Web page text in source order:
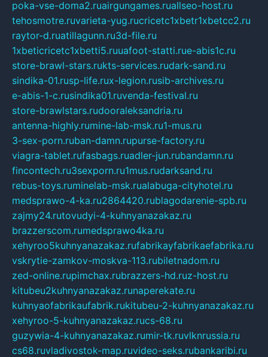
poka-vse-doma2.ruairgungames.ruallseo-host.ru
tehosmotre.ruvarieta-yug.rucricetc1xbetr1xbetcc2.ru
raytor-d.ruatillagunn.ru3d-file.ru
1xbeticricetc1xbetti5.ruuafoot-statti.rue-abis1c.ru
store-brawl-stars.rukts-services.rudark-sand.ru
sindika-01.rusp-life.rux-legion.rusib-archives.ru
e-abis-1-c.rusindika01.ruvenda-festival.ru
store-brawlstars.rudooraleksandria.ru
antenna-highly.rumine-lab-msk.ru1-mus.ru
3-sex-porn.ruban-damn.rupurse-factory.ru
viagra-tablet.rufasbags.ruadler-jun.rubandamn.ru
fincontech.ru3sexporn.ru1mus.rudarksand.ru
rebus-toys.ruminelab-msk.rualabuga-cityhotel.ru
medsprawo-4-ka.ru2864420.rublagodarenie-spb.ru
zajmy24.rutovudyi-4-kuhnyanazakaz.ru
brazzerscom.rumedsprawo4ka.ru
xehyroo5kuhnyanazakaz.rufabrikayfabrikaefabrika.ru
vskrytie-zamkov-moskva-113.rubiletnadom.ru
zed-online.rupimchax.rubrazzers-hd.ruz-host.ru
kitubeu2kuhnyanazakaz.runaperekate.ru
kuhnyaofabrikaufabrik.rukitubeu-2-kuhnyanazakaz.ru
xehyroo-5-kuhnyanazakaz.rucs-68.ru
guzywia-4-kuhnyanazakaz.rumir-tk.ruvlknrussia.ru
cs68.ruvladivostok-map.ruvideo-seks.rubankaribi.ru